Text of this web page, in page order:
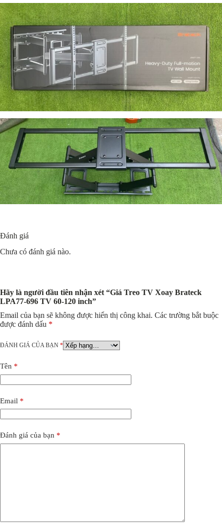
Chưa có đánh giá nào.
Hãy là người đầu tiên nhận xét “Giá Treo TV Xoay Brateck
LPA77-696 TV 60-120 inch”
Email của bạn sẽ không được hiển thị công khai.
Các trường bắt buộc
được đánh dấu*
ĐÁNH GIÁ CỦA BẠN*
Tên*
Email*
Đánh giá của bạn *
Lưu tên của tôi, email, và trang web trong trình duyệt này cho lần
Sản phẩm tương tự